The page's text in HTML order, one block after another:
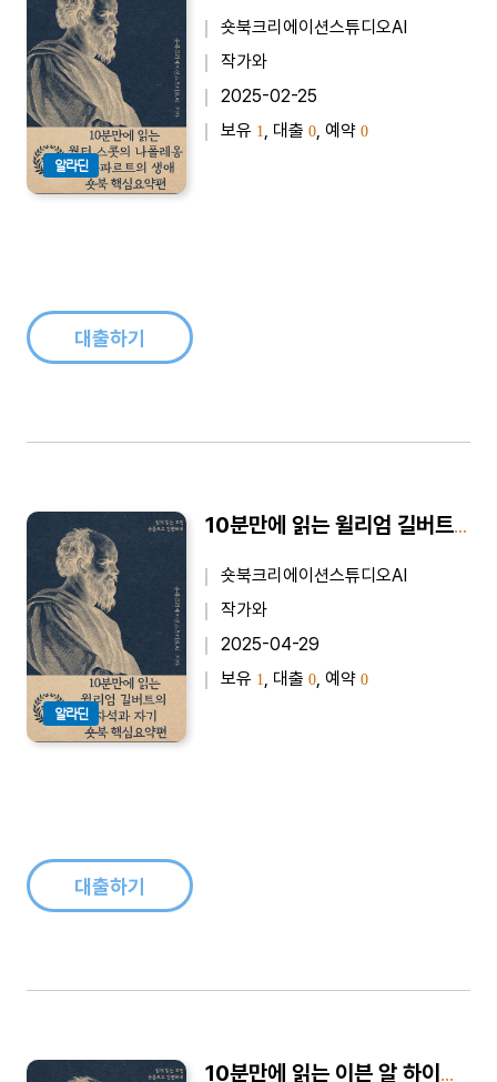
알라딘
숏북크리에이션스튜디오AI
작가와
2025-02-25
보유 1, 대출 0, 예약 0
대출하기
알라딘
10분만에 읽는 윌리엄 길버트의 자석과 자기 - 바쁜 당신을 위한 10분 완벽 요약본
숏북크리에이션스튜디오AI
작가와
2025-04-29
보유 1, 대출 0, 예약 0
대출하기
10분만에 읽는 이븐 알 하이삼의 시각과 광학 - 바쁜 당신을 위한 10분 완벽 요약본